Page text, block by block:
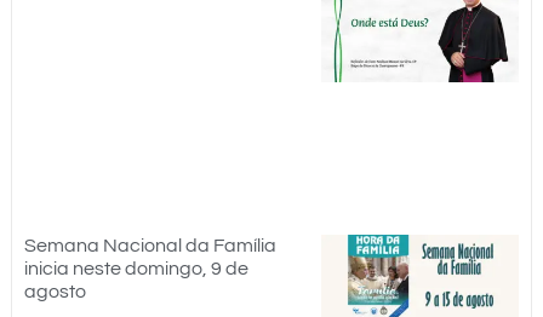
Semana Nacional da Família
inicia neste domingo, 9 de
agosto